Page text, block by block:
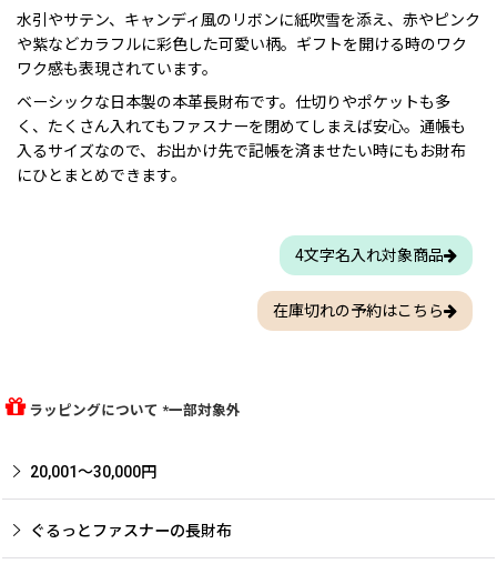
水引やサテン、キャンディ風のリボンに紙吹雪を添え、赤やピンク
や紫などカラフルに彩色した可愛い柄。ギフトを開ける時のワク
ワク感も表現されています。
ベーシックな日本製の本革長財布です。仕切りやポケットも多
く、たくさん入れてもファスナーを閉めてしまえば安心。通帳も
入るサイズなので、お出かけ先で記帳を済ませたい時にもお財布
にひとまとめできます。
4文字名入れ対象商品
在庫切れの予約はこちら
ラッピングについて *一部対象外
20,001〜30,000円
ぐるっとファスナーの長財布